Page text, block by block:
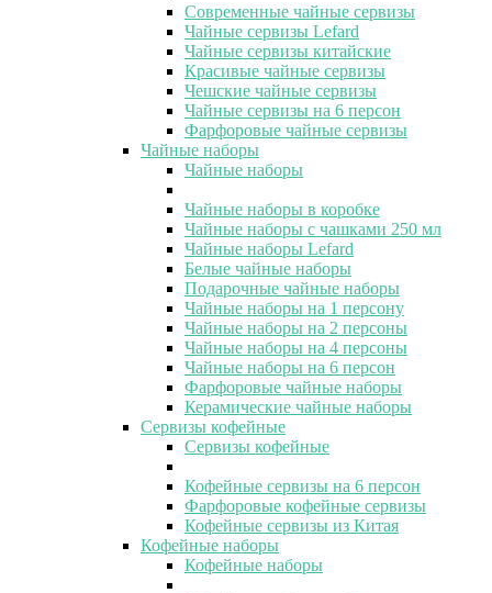
Современные чайные сервизы
Чайные сервизы Lefard
Чайные сервизы китайские
Красивые чайные сервизы
Чешские чайные сервизы
Чайные сервизы на 6 персон
Фарфоровые чайные сервизы
Чайные наборы
Чайные наборы
Чайные наборы в коробке
Чайные наборы с чашками 250 мл
Чайные наборы Lefard
Белые чайные наборы
Подарочные чайные наборы
Чайные наборы на 1 персону
Чайные наборы на 2 персоны
Чайные наборы на 4 персоны
Чайные наборы на 6 персон
Фарфоровые чайные наборы
Керамические чайные наборы
Сервизы кофейные
Сервизы кофейные
Кофейные сервизы на 6 персон
Фарфоровые кофейные сервизы
Кофейные сервизы из Китая
Кофейные наборы
Кофейные наборы